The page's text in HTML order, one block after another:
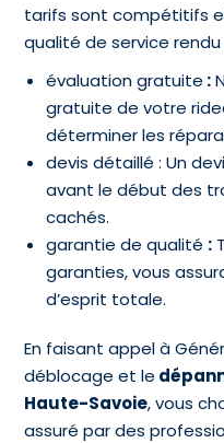
tarifs sont compétitifs
qualité de service
évaluation gratuite :
gratuite de votre
déterminer les
devis détaillé : Un
avant le début des
cachés.
garantie de qualité :
garanties, vous
d’esprit totale.
En faisant appel à
déblocage et le
Haute-Savoie, vous
assuré par des